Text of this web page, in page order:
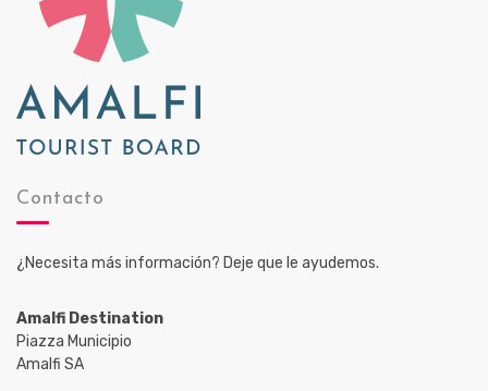
Contacto
¿Necesita más información? Deje que le ayudemos.
Amalfi Destination
Piazza Municipio
Amalfi SA